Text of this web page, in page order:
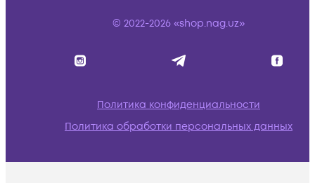
© 2022-2026 «shop.nag.uz»
Политика конфиденциальности
Политика обработки персональных данных